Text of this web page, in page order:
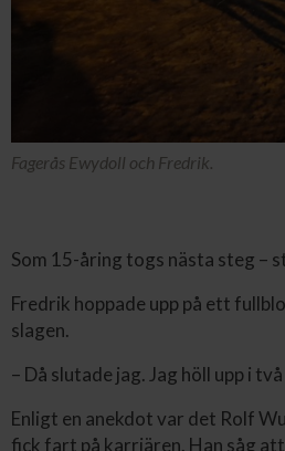
Fagerås Ewydoll och Fredrik.
Som 15-åring togs nästa steg –
Fredrik hoppade upp på ett
slagen.
– Då slutade jag. Jag höll upp i två
Enligt en anekdot var det Rolf
fick fart på karriären. Han såg